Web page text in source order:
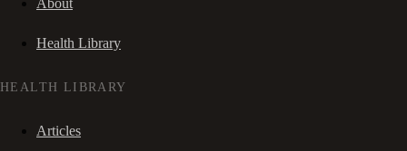
About
Health Library
HEALTH LIBRARY
Articles